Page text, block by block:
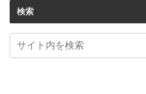
検索